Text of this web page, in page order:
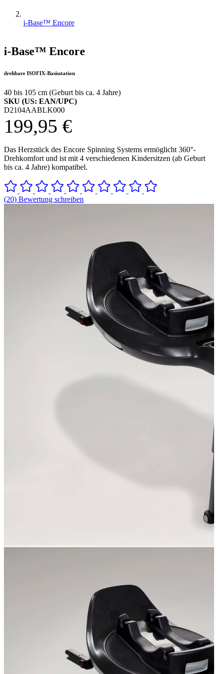
i-Base™ Encore
i-Base™ Encore
drehbare ISOFIX-Basisstation
40 bis 105 cm (Geburt bis ca. 4 Jahre)
SKU (US: EAN/UPC)
D2104AABLK000
199,95 €
Das Herzstück des Encore Spinning Systems ermöglicht 360°-
Drehkomfort und ist mit 4 verschiedenen Kindersitzen (ab Geburt
bis ca. 4 Jahre) kompatibel.
(20) Bewertung schreiben